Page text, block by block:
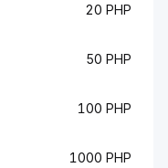
20 PHP
50 PHP
100 PHP
1000 PHP